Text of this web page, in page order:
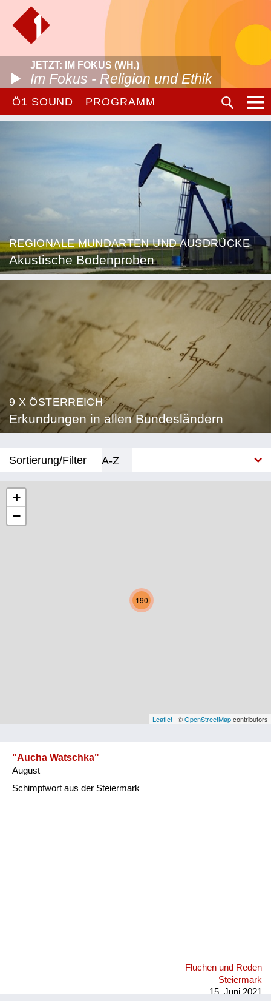
JETZT: IM FOKUS (WH.)
Im Fokus - Religion und Ethik
Ö1 SOUND PROGRAMM
REGIONALE MUNDARTEN UND AUSDRÜCKE
Akustische Bodenproben
9 X ÖSTERREICH
Erkundungen in allen Bundesländern
Sortierung/Filter
A-Z
Niederösterreich
Oberösterreich
Vorarlberg
190
+
−
Leaflet | ©OpenStreetMapcontributors
"Aucha Watschka"
August
Schimpfwort aus der Steiermark
Fluchen und Reden
Steiermark
15. Juni 2021